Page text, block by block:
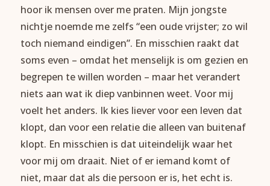
hoor ik mensen over me praten. Mijn jongste
nichtje noemde me zelfs “een oude vrijster; zo wil
toch niemand eindigen”. En misschien raakt dat
soms even – omdat het menselijk is om gezien en
begrepen te willen worden – maar het verandert
niets aan wat ik diep vanbinnen weet. Voor mij
voelt het anders. Ik kies liever voor een leven dat
klopt, dan voor een relatie die alleen van buitenaf
klopt. En misschien is dat uiteindelijk waar het
voor mij om draait. Niet of er iemand komt of
niet, maar dat als die persoon er is, het echt is.